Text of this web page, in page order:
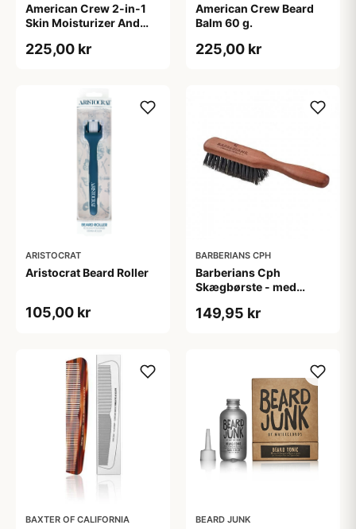
American Crew 2-in-1
Skin Moisturizer And
ml)
225,00 kr
American Crew Beard
Balm 60 g.
225,00 kr
ARISTOCRAT
Aristocrat Beard Roller
105,00 kr
BARBERIANS CPH
Barberians Cph
Skægbørste - med
149,95 kr
BAXTER OF CALIFORNIA BEARD JUNK